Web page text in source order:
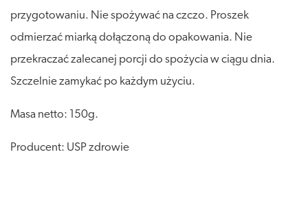
przygotowaniu. Nie spożywać na czczo. Proszek
odmierzać miarką dołączoną do opakowania. Nie
przekraczać zalecanej porcji do spożycia w ciągu dnia.
Szczelnie zamykać po każdym użyciu.
Masa netto: 150g.
Producent: USP zdrowie